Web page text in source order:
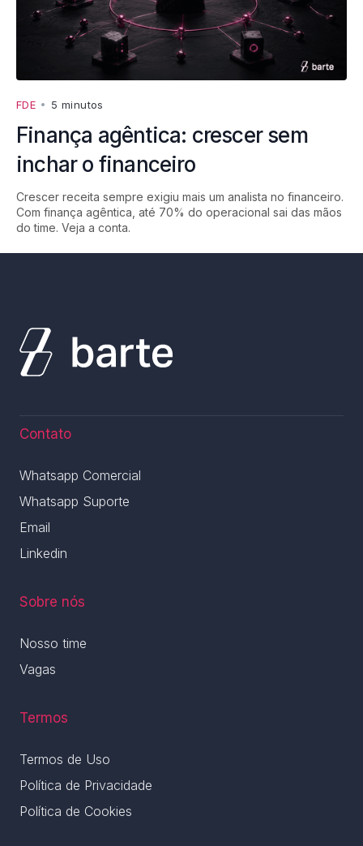
FDE • 5 minutos
Finança agêntica: crescer sem
inchar o financeiro
Crescer receita sempre exigiu mais um analista no financeiro.
Com finança agêntica, até 70% do operacional sai das mãos
do time. Veja a conta.
Contato
Whatsapp Comercial
Whatsapp Suporte
Email
Linkedin
Sobre nós
Nosso time
Vagas
Termos
Termos de Uso
Política de Privacidade
Política de Cookies